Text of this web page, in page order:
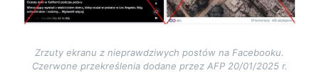
Zrzuty ekranu z nieprawdziwych postów na Facebooku.
Czerwone przekreślenia dodane przez AFP 20/01/2025 r.